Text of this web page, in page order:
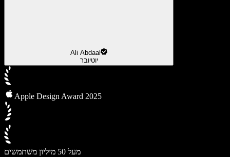
Ali Abdaal
יוטיובר
Apple Design Award 2025
מעל 50 מיליון משתמשים